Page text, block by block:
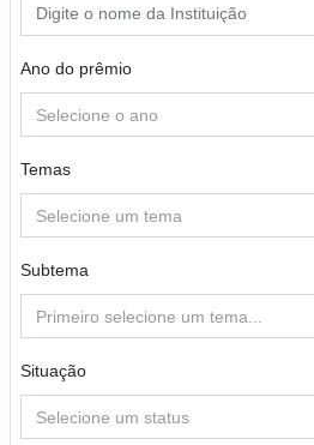
Ano do prêmio
Selecione o ano
Temas
Selecione um tema
Subtema
Primeiro selecione um tema...
Situação
Selecione um status